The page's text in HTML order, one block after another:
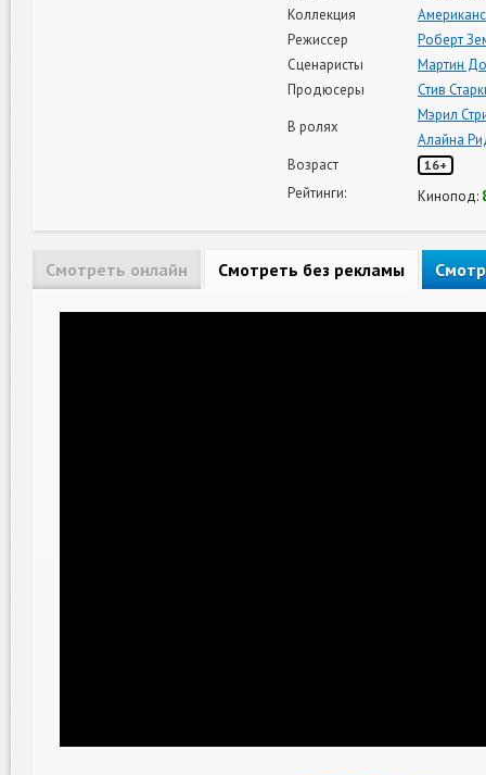
Коллекция
Режиссер
Роберт
Сценаристы
Мартин
Продюсеры
Стив
В ролях
Мэрил
Алайна
Возраст
16+
Рейтинги: Кинопод:
Смотреть онлайн Смотреть без рекламы